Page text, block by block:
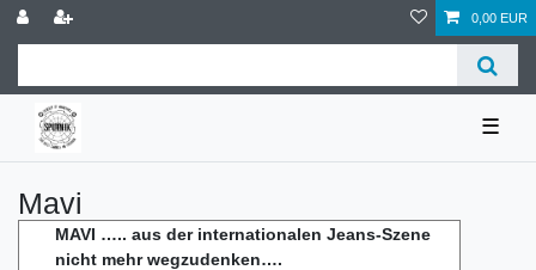
0,00 EUR
☰
Mavi
MAVI ….. aus der internationalen Jeans-Szene
nicht mehr wegzudenken….